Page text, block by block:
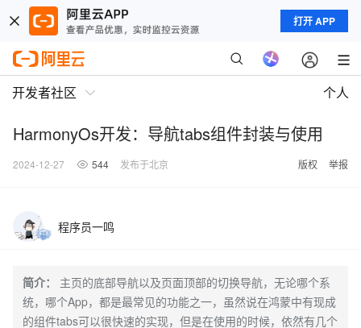
打开 APP
开发者社区 个人
HarmonyOs开发：导航tabs组件封装与使用
2024-12-27 544 发布于北京 版权 举报
程序员一鸣
简介：
主页的底部导航以及页面顶部的切换导航，无论哪个系
统，哪个App，都是最常见的功能之一，虽然说在鸿蒙中有现成
的组件tabs可以很快速的实现，但是在使用的时候，依然有几个